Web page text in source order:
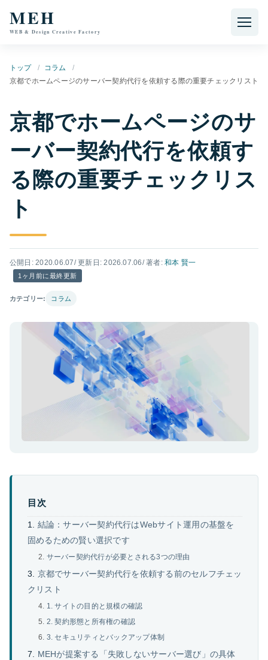
MEH
WEB & Design Creative Factory
トップ
コラム
京都でホームページのサーバー契約代行を依頼する際の重要チェックリスト
京都でホームページのサ
ーバー契約代行を依頼す
る際の重要チェックリス
ト
公開日: 2020.06.07/ 更新日: 2026.07.06/ 著者:和本 賢一
1ヶ月前に最終更新
カテゴリー: コラム
目次
結論：サーバー契約代行はWebサイト運用の基盤を
固めるための賢い選択です
サーバー契約代行が必要とされる3つの理由
京都でサーバー契約代行を依頼する前のセルフチェッ
クリスト
1. サイトの目的と規模の確認
2. 契約形態と所有権の確認
3. セキュリティとバックアップ体制
MEHが提案する「失敗しないサーバー選び」の具体